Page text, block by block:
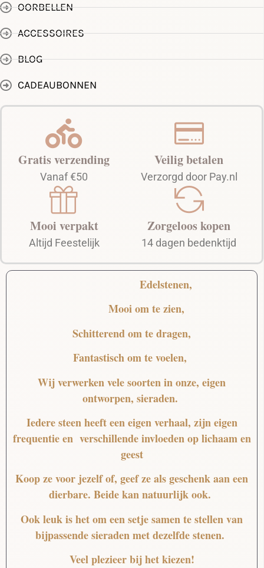
OORBELLEN
ACCESSOIRES
BLOG
CADEAUBONNEN
Gratis verzending
Vanaf €50
Mooi verpakt
Altijd Feestelijk
Veilig betalen
Verzorgd door Pay.nl
Zorgeloos kopen
14 dagen bedenktijd
Edelstenen,
Mooiom te zien,
Schitterendom te dragen,
Fantastischom te voelen,
Wij verwerken vele soorten in onze, eigen
ontworpen, sieraden.
Iedere steen heeft een eigen verhaal, zijn eigen
frequentie en verschillende invloeden op lichaam en
geest
Koop ze voor jezelf of, geef ze als geschenk aan een
dierbare. Beide kan natuurlijk ook.
Ook leuk is het om een setje samen te stellen van
bijpassende sieraden met dezelfde stenen.
Veel plezieer bij het kiezen!